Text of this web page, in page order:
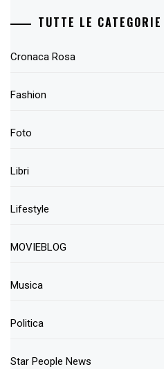
TUTTE LE CATEGORIE
Cronaca Rosa
Fashion
Foto
Libri
Lifestyle
MOVIEBLOG
Musica
Politica
Star People News